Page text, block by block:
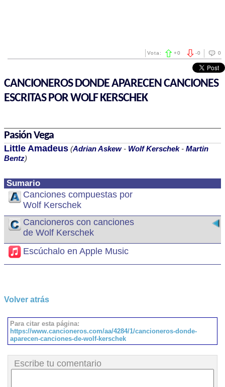
0
-0
Vota: +0
CANCIONEROS DONDE APARECEN CANCIONES
ESCRITAS POR WOLF KERSCHEK
Sumario
Canciones compuestas por
Wolf Kerschek
Cancioneros con canciones
de Wolf Kerschek
Escúchalo en Apple Music
Pasión Vega
Little Amadeus (Adrian Askew- Wolf Kerschek- Martin
Bentz)
Volver atrás
Para citar esta página:
https://www.cancioneros.com/aa/4284/1/cancioneros-donde-
aparecen-canciones-de-wolf-kerschek
Escribe tu comentario